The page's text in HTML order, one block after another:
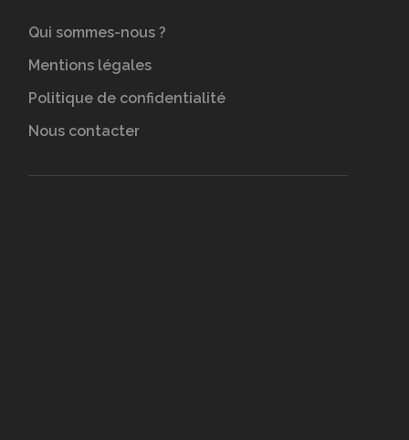
Qui sommes-nous ?
Mentions légales
Politique de confidentialité
Nous contacter